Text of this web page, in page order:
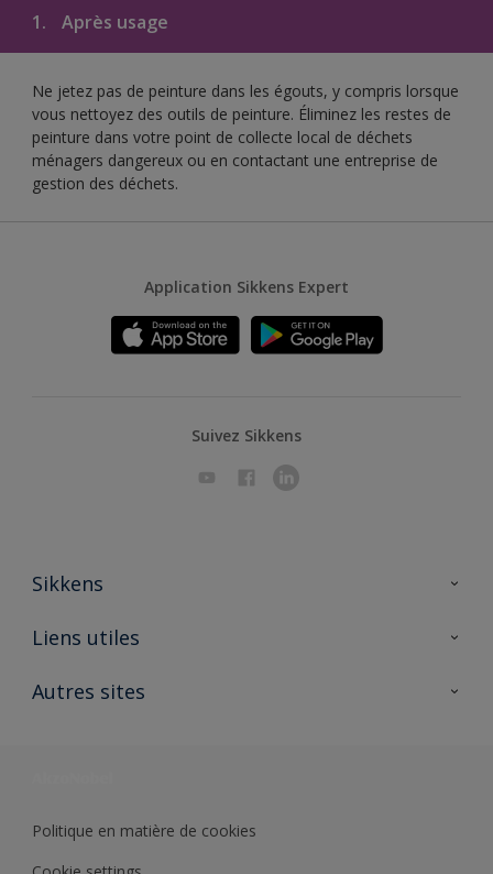
1. Après usage
Ne jetez pas de peinture dans les égouts, y compris lorsque
vous nettoyez des outils de peinture. Éliminez les restes de
peinture dans votre point de collecte local de déchets
ménagers dangereux ou en contactant une entreprise de
gestion des déchets.
Application Sikkens Expert
Suivez Sikkens
Sikkens
A propos de Sikkens
Liens utiles
Ouvrir un magasin PASS
Autres sites
Politique en matière de cookies